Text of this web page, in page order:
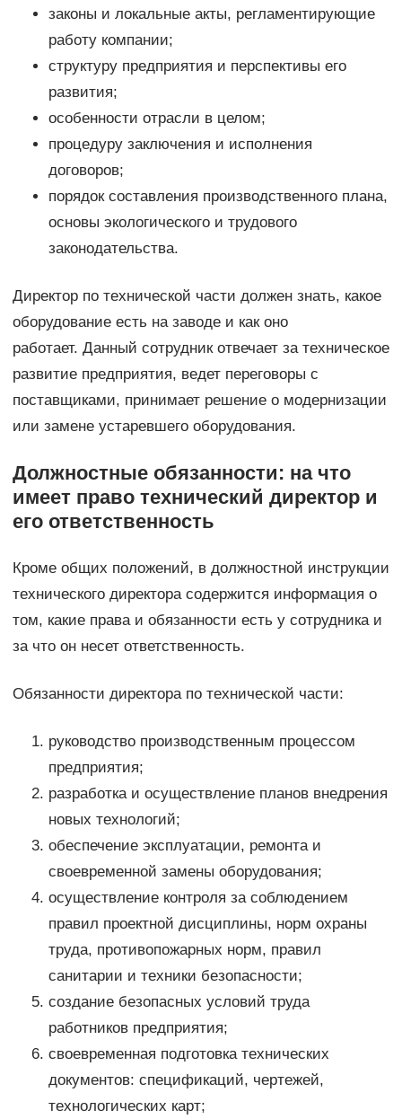
законы и локальные акты, регламентирующие
работу компании;
структуру предприятия и перспективы его
развития;
особенности отрасли в целом;
процедуру заключения и исполнения
договоров;
порядок составления производственного плана,
основы экологического и трудового
законодательства.
Директор по технической части должен знать, какое
оборудование есть на заводе и как оно
работает. Данный сотрудник отвечает за техническое
развитие предприятия, ведет переговоры с
поставщиками, принимает решение о модернизации
или замене устаревшего оборудования.
Должностные обязанности: на что
имеет право технический директор и
его ответственность
Кроме общих положений, в должностной инструкции
технического директора содержится информация о
том, какие права и обязанности есть у сотрудника и
за что он несет ответственность.
Обязанности директора по технической части:
руководство производственным процессом
предприятия;
разработка и осуществление планов внедрения
новых технологий;
обеспечение эксплуатации, ремонта и
своевременной замены оборудования;
осуществление контроля за соблюдением
правил проектной дисциплины, норм охраны
труда, противопожарных норм, правил
санитарии и техники безопасности;
создание безопасных условий труда
работников предприятия;
своевременная подготовка технических
документов: спецификаций, чертежей,
технологических карт;